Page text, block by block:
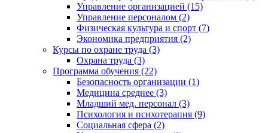
Управление организацией (15)
Управление персоналом (2)
Физическая культура и спорт (7)
Экономика предприятия (2)
Курсы по охране труда (3)
Охрана труда (3)
Программа обучения (22)
Безопасность организации (1)
Медицина среднее (3)
Младший мед. персонал (3)
Психология и психотерапия (9)
Социальная сфера (2)